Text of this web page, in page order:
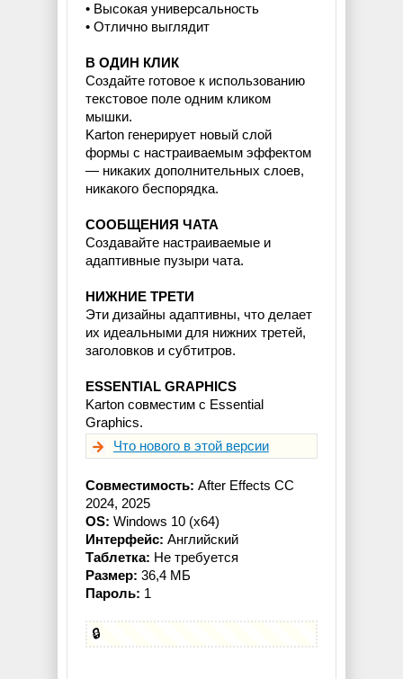
• Высокая универсальность
• Отлично выглядит
В ОДИН КЛИК
Создайте готовое к использованию
текстовое поле одним кликом
мышки.
Karton генерирует новый слой
формы с настраиваемым эффектом
— никаких дополнительных слоев,
никакого беспорядка.
СООБЩЕНИЯ ЧАТА
Создавайте настраиваемые и
адаптивные пузыри чата.
НИЖНИЕ ТРЕТИ
Эти дизайны адаптивны, что делает
их идеальными для нижних третей,
заголовков и субтитров.
ESSENTIAL GRAPHICS
Karton совместим с Essential
Graphics.
Что нового в этой версии
Совместимость: After Effects CC
2024, 2025
OS: Windows 10 (x64)
Интерфейс: Английский
Таблетка: Не требуется
Размер: 36,4 МБ
Пароль: 1
🔒